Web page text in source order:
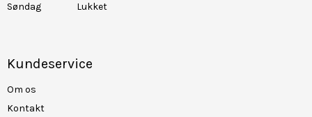
Søndag
Lukket
Kundeservice
Om os
Kontakt